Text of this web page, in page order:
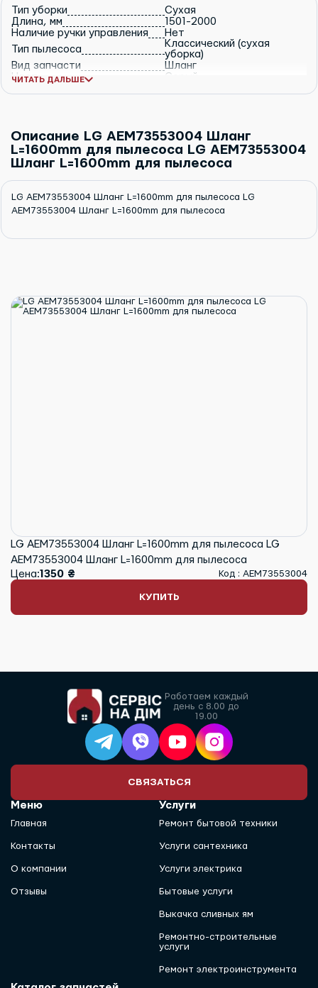
Тип уборки
Сухая
Длина, мм
1501-2000
Наличие ручки управления
Нет
Тип пылесоса
Классический (сухая
уборка)
Вид запчасти
Шланг
Цвет
Серый
ЧИТАТЬ ДАЛЬШЕ
Описание LG AEM73553004 Шланг
L=1600mm для пылесоса LG AEM73553004
Шланг L=1600mm для пылесоса
LG AEM73553004 Шланг L=1600mm для пылесоса LG
AEM73553004 Шланг L=1600mm для пылесоса
LG AEM73553004 Шланг L=1600mm для пылесоса LG
AEM73553004 Шланг L=1600mm для пылесоса
Цена:1350 ₴ Код : AEM73553004
КУПИТЬ
Работаем каждый
день с 8.00 до
19.00
СВЯЗАТЬСЯ
Меню
Главная
Контакты
О компании
Отзывы
Услуги
Ремонт бытовой техники
Услуги сантехника
Услуги электрика
Бытовые услуги
Выкачка сливных ям
Ремонтно-строительные
услуги
Ремонт электроинструмента